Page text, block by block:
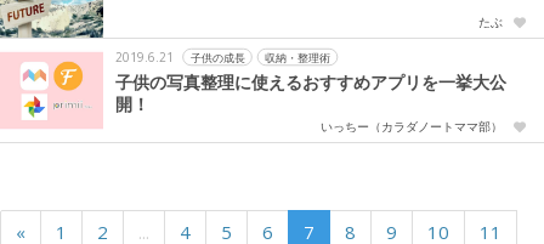
たぶ
2019.6.21 子供の成長 収納・整理術
子供の写真整理に使えるおすすめアプリを一挙大公
開！
いっちー（カラダノートママ部）
« 1 2 ... 4 5 6 7 8 9 10
11